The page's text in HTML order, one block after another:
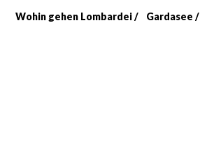
Wohin gehen Lombardei Gardasee